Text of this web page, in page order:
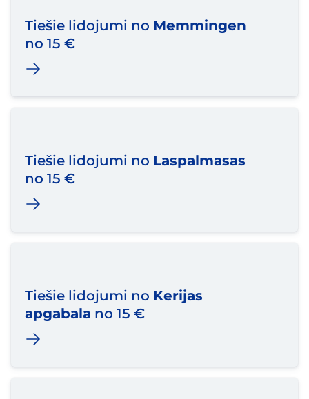
Tiešie lidojumi no Memmingen
no 15 €
Tiešie lidojumi no Laspalmasas
no 15 €
Tiešie lidojumi no Kerijas
apgabala no 15 €